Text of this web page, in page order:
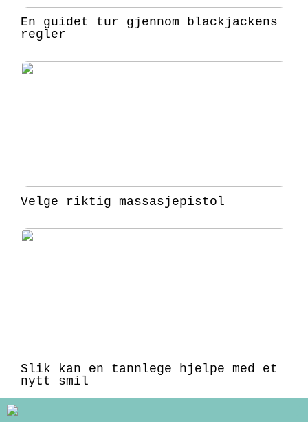
En guidet tur gjennom blackjackens
regler
Velge riktig massasjepistol
Slik kan en tannlege hjelpe med et
nytt smil